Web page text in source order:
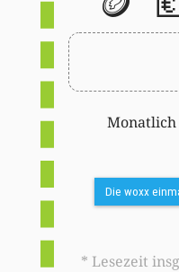
Monatlich
Die woxx
* Lesezeit